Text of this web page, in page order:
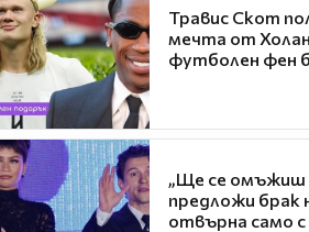
Травис Скот
мечта от
футболен фен
„Ще се омъжиш
предложи брак
отвърна само